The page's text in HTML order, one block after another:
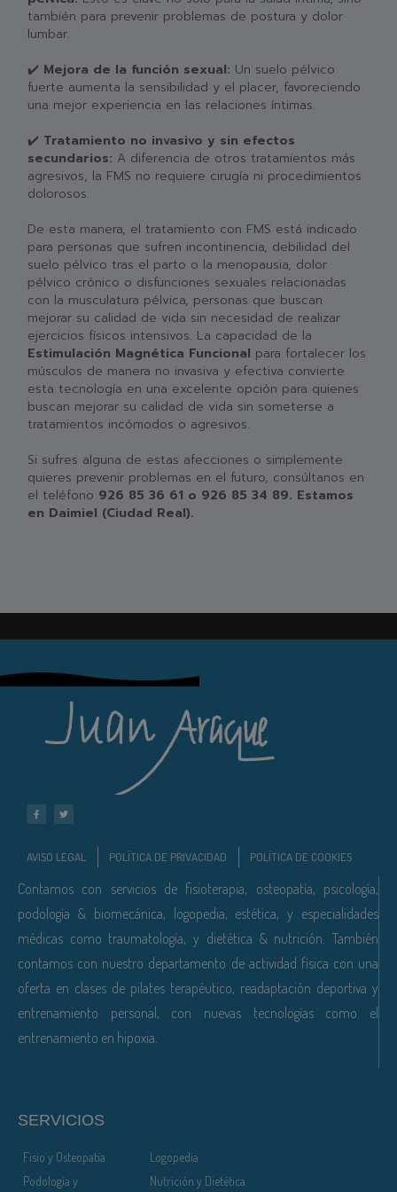
también para prevenir problemas de postura y dolor
lumbar.
✔️ Mejora de la función sexual: Un suelo pélvico
fuerte aumenta la sensibilidad y el placer, favoreciendo
una mejor experiencia en las relaciones íntimas.
✔️ Tratamiento no invasivo y sin efectos
secundarios: A diferencia de otros tratamientos más
agresivos, la FMS no requiere cirugía ni procedimientos
dolorosos.
De esta manera, el tratamiento con FMS está indicado
para personas que sufren incontinencia, debilidad del
suelo pélvico tras el parto o la menopausia, dolor
pélvico crónico o disfunciones sexuales relacionadas
con la musculatura pélvica, personas que buscan
mejorar su calidad de vida sin necesidad de realizar
ejercicios físicos intensivos. La capacidad de la
Estimulación Magnética Funcional para fortalecer los
músculos de manera no invasiva y efectiva convierte
esta tecnología en una excelente opción para quienes
buscan mejorar su calidad de vida sin someterse a
tratamientos incómodos o agresivos.
Si sufres alguna de estas afecciones o simplemente
quieres prevenir problemas en el futuro, consúltanos en
el teléfono 926 85 36 61 o 926 85 34 89. Estamos
en Daimiel (Ciudad Real).
AVISO LEGAL POLÍTICA DE PRIVACIDAD POLÍTICA DE COOKIES
Contamos con servicios de fisioterapia, osteopatía, psicología,
podología & biomecánica, logopedia, estética, y especialidades
médicas como traumatología, y dietética & nutrición. También
contamos con nuestro departamento de actividad física con una
oferta en clases de pilates terapéutico, readaptación deportiva y
entrenamiento personal, con nuevas tecnologías como el
entrenamiento en hipoxia.
SERVICIOS
Fisio y Osteopatía
Podología y
Logopedia
Nutrición y Dietética